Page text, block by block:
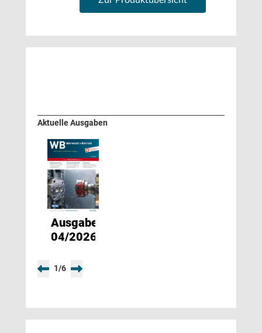
Aktuelle Ausgaben
Ausgabe
04/2026
1/6